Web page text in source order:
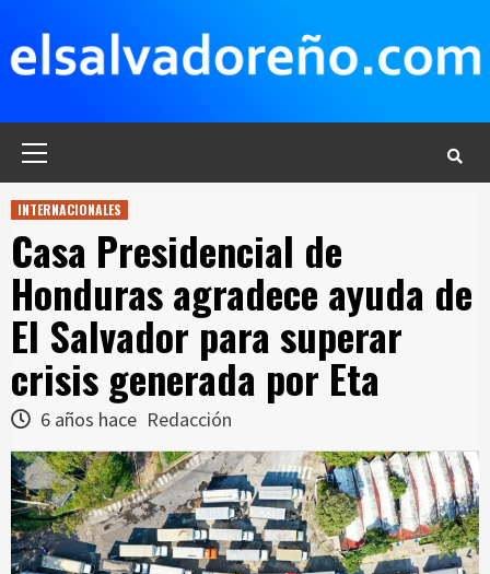
contenido
INTERNACIONALES
Casa Presidencial de
Honduras agradece ayuda de
El Salvador para superar
crisis generada por Eta
6 años hace Redacción